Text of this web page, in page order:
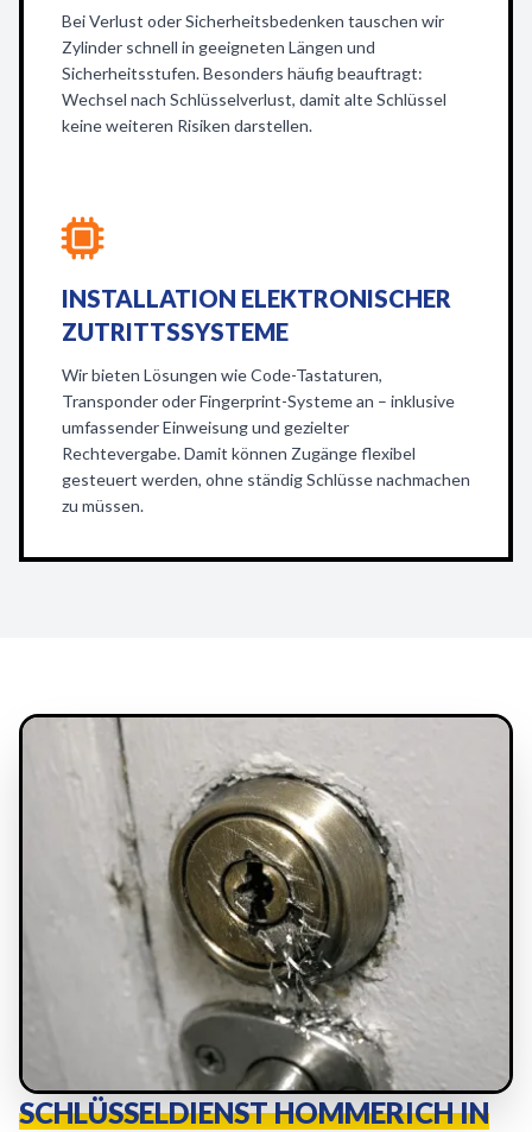
Bei Verlust oder Sicherheitsbedenken tauschen wir
Zylinder schnell in geeigneten Längen und
Sicherheitsstufen. Besonders häufig beauftragt:
Wechsel nach Schlüsselverlust, damit alte Schlüssel
keine weiteren Risiken darstellen.
INSTALLATION ELEKTRONISCHER
ZUTRITTSSYSTEME
Wir bieten Lösungen wie Code-Tastaturen,
Transponder oder Fingerprint-Systeme an – inklusive
umfassender Einweisung und gezielter
Rechtevergabe. Damit können Zugänge flexibel
gesteuert werden, ohne ständig Schlüsse nachmachen
zu müssen.
SCHLÜSSELDIENST HOMMERICH IN